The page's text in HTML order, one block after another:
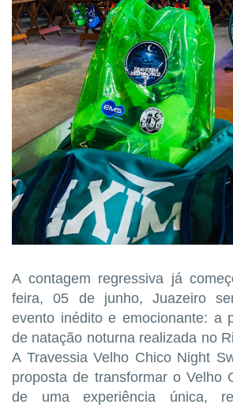
A contagem regressiva já
feira, 05 de junho, Juazeiro
evento inédito e emocionante: a
de natação noturna realizada no
A Travessia Velho Chico Night
proposta de transformar o Velho
de uma experiência única,